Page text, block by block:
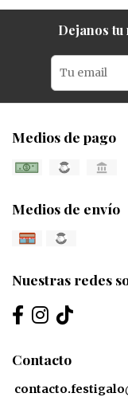
Dejanos
Medios de pago
Medios de envío
Nuestras redes
Contacto